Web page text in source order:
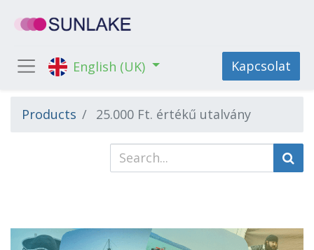
Kapcsolat
English (UK)
Products 25.000 Ft. értékű utalvány